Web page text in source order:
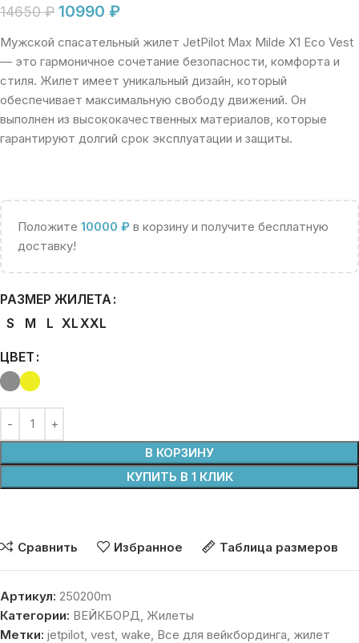
14650₽ 10990 ₽
Мужской спасательный жилет JetPilot Max Milde X1 Eco Vest
— это гармоничное сочетание безопасности, комфорта и
стиля. Жилет имеет уникальный дизайн, который
обеспечивает максимальную свободу движений. Он
выполнен из высококачественных материалов, которые
гарантируют долгий срок эксплуатации и защиты.
Положите 10000 ₽ в корзину и получите бесплатную
доставку!
РАЗМЕР ЖИЛЕТА
S
M L XLXXL
ЦВЕТ
В КОРЗИНУ
КУПИТЬ В 1 КЛИК
Сравнить Избранное Таблица размеров
Артикул: 250200m
Категории: ВЕЙКБОРД, Жилеты
Метки: jetpilot, vest, wake, Все для вейкбординга, жилет